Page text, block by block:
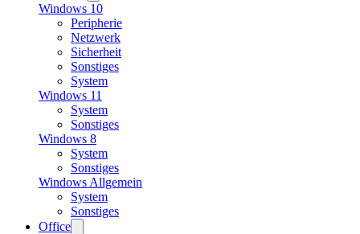
Windows 10
Peripherie
Netzwerk
Sicherheit
Sonstiges
System
Windows 11
System
Sonstiges
Windows 8
System
Sonstiges
Windows Allgemein
System
Sonstiges
Office